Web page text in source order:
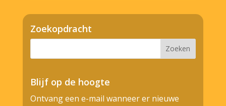
Zoekopdracht
Blijf op de hoogte
Ontvang een e-mail wanneer er nieuwe